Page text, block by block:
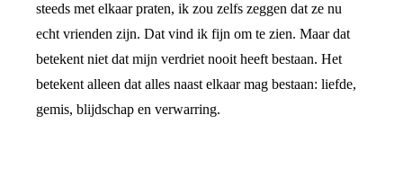
steeds met elkaar praten, ik zou zelfs zeggen dat ze nu
echt vrienden zijn. Dat vind ik fijn om te zien. Maar dat
betekent niet dat mijn verdriet nooit heeft bestaan. Het
betekent alleen dat alles naast elkaar mag bestaan: liefde,
gemis, blijdschap en verwarring.